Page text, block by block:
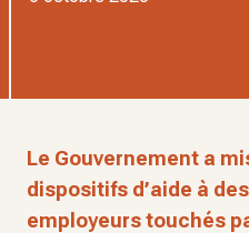
Le Gouvernement a
dispositifs d’aide à
employeurs touchés